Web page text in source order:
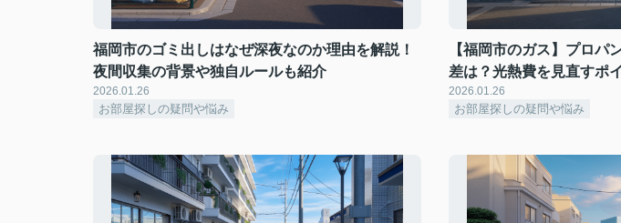
福岡市のゴミ出しはなぜ深夜なのか理由を解説！
夜間収集の背景や独自ルールも紹介
2026.01.26
お部屋探しの疑問や悩み
【福岡市のガス】プロパ
差は？光熱費を見直すポ
2026.01.26
お部屋探しの疑問や悩み